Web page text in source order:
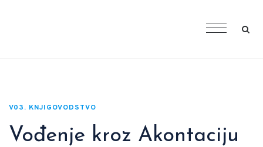
V03. KNJIGOVODSTVO
Vođenje kroz Akontaciju